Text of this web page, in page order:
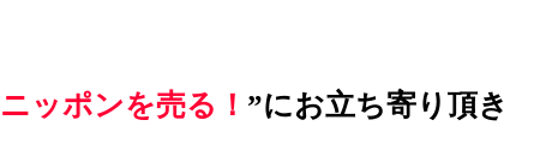
ニッポンを売る！ ”にお立ち寄り頂き